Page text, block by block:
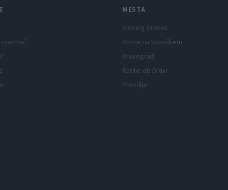
pomoč
MESTA
Slovenj Gradec
Ravne na Koroškem
Dravograd
Radlje ob Dravi
Prevalje